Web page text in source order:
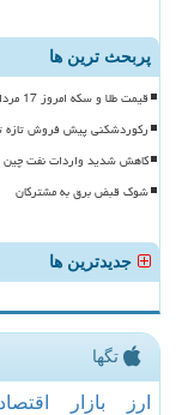
پربحث ترین ها
قیمت طلا و سکه امروز 17 مردادماه 1405
رکوردشکنی پیش فروش تازه
کاهش شدید واردات نفت چین
شوک قبض برق به مشترکان
جدیدترین ها
تگها
ارز بازار اقتصاد